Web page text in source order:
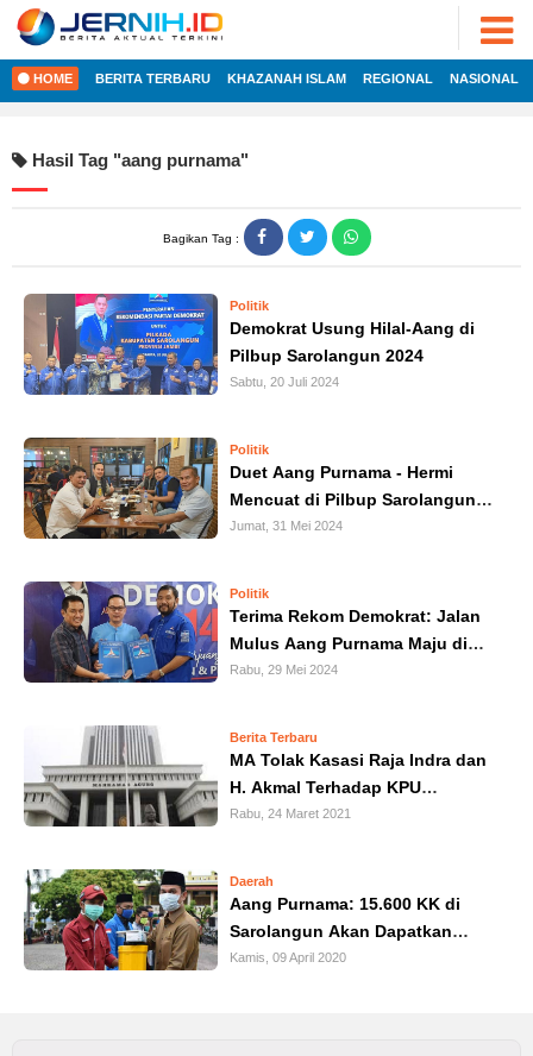
HOME
NASIONAL
INTERNASIONAL
EKOBIS
POLITIK
KRIMINAL
KHAZANAH
LEISUR
TEKNOLOGI
OLAHRAGA
ADVERTORIAL
FOTO
VIDEO
JAMBI
CAKRAWALA
HEALTH
PROPERTY
LIFESTYLE
ENTREPRENEURSHIP
2022
JERNIH.ID
•
Developed
HOME BERITA TERBARU KHAZANAH ISLAM REGIONAL NASIONAL
Hasil Tag "aang purnama"
Bagikan Tag :
Politik
Demokrat Usung Hilal-Aang di
Pilbup Sarolangun 2024
Sabtu, 20 Juli 2024
Politik
Duet Aang Purnama - Hermi
Mencuat di Pilbup Sarolangun
2024
Jumat, 31 Mei 2024
Politik
Terima Rekom Demokrat: Jalan
Mulus Aang Purnama Maju di
Pilbup Sarolangun 2024
Rabu, 29 Mei 2024
Berita Terbaru
MA Tolak Kasasi Raja Indra dan
H. Akmal Terhadap KPU
Sarolangun dan Gubernur Jambi
Rabu, 24 Maret 2021
Daerah
Aang Purnama: 15.600 KK di
Sarolangun Akan Dapatkan
Bantuan Sembako dari Pemkab
Kamis, 09 April 2020